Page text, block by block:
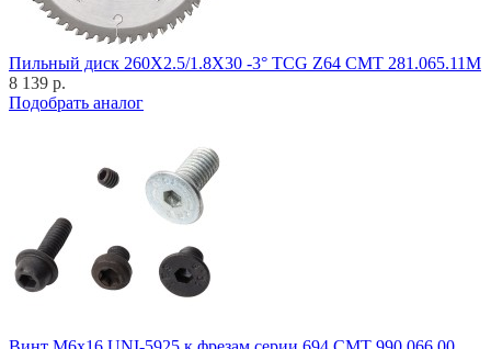
Пильный диск 260X2.5/1.8X30 -3° TCG Z64 CMT 281.065.11M
8 139 р.
Подобрать аналог